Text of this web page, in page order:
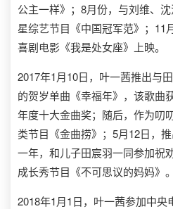
公主一样》；8月份，与刘维、
星综艺节目《中国冠军范》；11
喜剧电影《我是处女座》上映。
2017年1月10日，叶一茜推出与
的贺岁单曲《幸福年》，该歌曲
年度十大金曲奖；随后，作为叨
类节目《金曲捞》；5月12日，
一年，和儿子田宸羽一同参加祝
成长秀节目《不可思议的妈妈》。
2018年1月1日，叶一茜参加中央